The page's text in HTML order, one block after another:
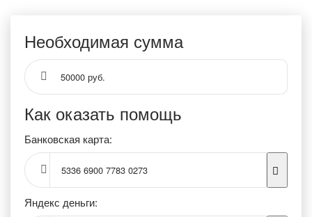
Необходимая сумма
50000 руб.
Как оказать помощь
Банковская карта:
5336 6900 7783 0273
Яндекс деньги: